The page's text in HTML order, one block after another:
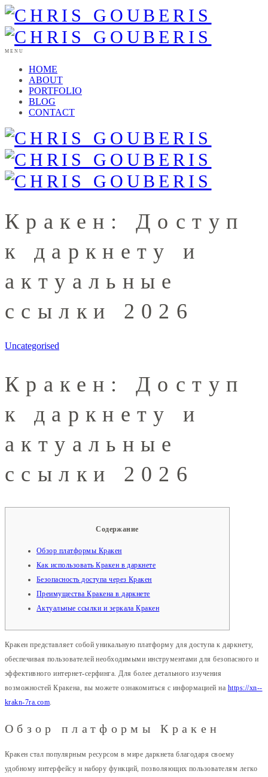
MENU
HOME
ABOUT
PORTFOLIO
BLOG
CONTACT
Кракен: Доступ
к даркнету и
актуальные
ссылки 2026
Uncategorised
Кракен: Доступ
к даркнету и
актуальные
ссылки 2026
Содержание
Обзор платформы Кракен
Как использовать Кракен в даркнете
Безопасность доступа через Кракен
Преимущества Кракена в даркнете
Актуальные ссылки и зеркала Кракен
Кракен представляет собой уникальную платформу для доступа к даркнету,
обеспечивая пользователей необходимыми инструментами для безопасного и
эффективного интернет-серфинга. Для более детального изучения
возможностей Кракена, вы можете ознакомиться с информацией на https://xn--
krakn-7ra.com.
Обзор платформы Кракен
Кракен стал популярным ресурсом в мире даркнета благодаря своему
удобному интерфейсу и набору функций, позволяющих пользователям легко